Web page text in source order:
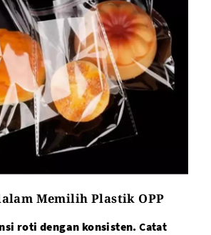
Memilih Plastik OPP
roti dengan konsisten. Catat